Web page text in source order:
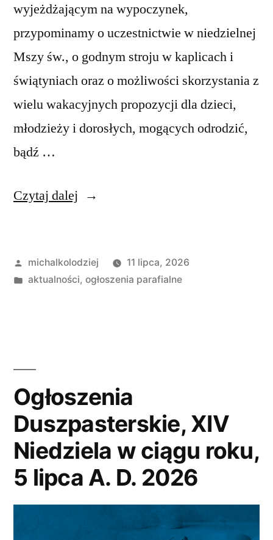
wyjeżdżającym na wypoczynek,
przypominamy o uczestnictwie w niedzielnej
Mszy św., o godnym stroju w kaplicach i
świątyniach oraz o możliwości skorzystania z
wielu wakacyjnych propozycji dla dzieci,
młodzieży i dorosłych, mogących odrodzić,
bądź …
Czytaj dalej „Ogłoszenia
Niedziela
w
A.
D.
2026”
Opublikowane
przez
michalkolodziej
11 lipca, 2026
Opublikowano
aktualności, ogłoszenia parafialne
Ogłoszenia
Duszpasterskie, XIV
Niedziela w ciągu roku,
5 lipca A. D. 2026